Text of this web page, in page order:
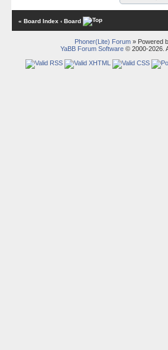
« Board Index ‹ Board
Phoner(Lite) Forum» Powered
YaBB Forum Software© 2000-2026.